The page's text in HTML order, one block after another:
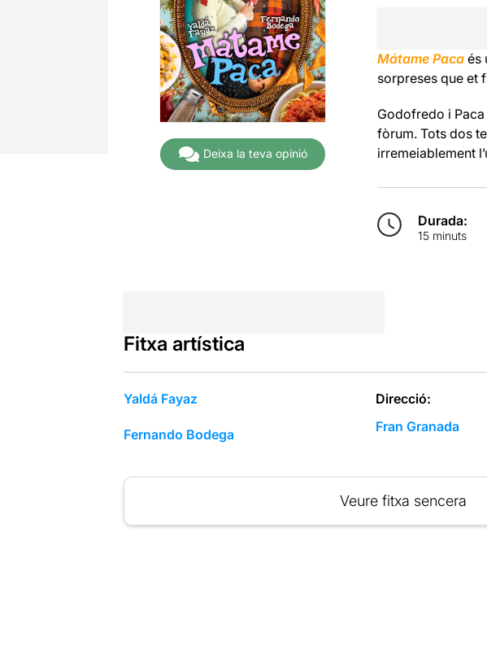
Deixa la teva opinió
Mátame Pacaés
sorpreses que et
Godofredo i
fòrum. Tots dos
irremeiablement
Durada:
15 minuts
Fitxa artística
Yaldá Fayaz
Fernando Bodega
Direcció:
Fran Granada
Veure fitxa sencera